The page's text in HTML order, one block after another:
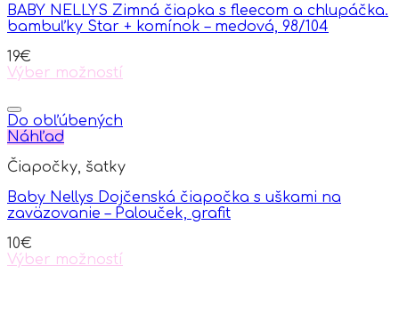
BABY NELLYS Zimná čiapka s fleecom a chlupáčka.
bambuľky Star + komínok – medová, 98/104
19€
Výber možností
product
has
multiple
The
may
be
on
the
Do obľúbených
Náhľad
Čiapočky, šatky
Baby Nellys Dojčenská čiapočka s uškami na
zaväzovanie – Palouček, grafit
10€
Výber možností